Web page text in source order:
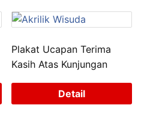
Plakat Ucapan Terima
Kasih Atas Kunjungan
Detail